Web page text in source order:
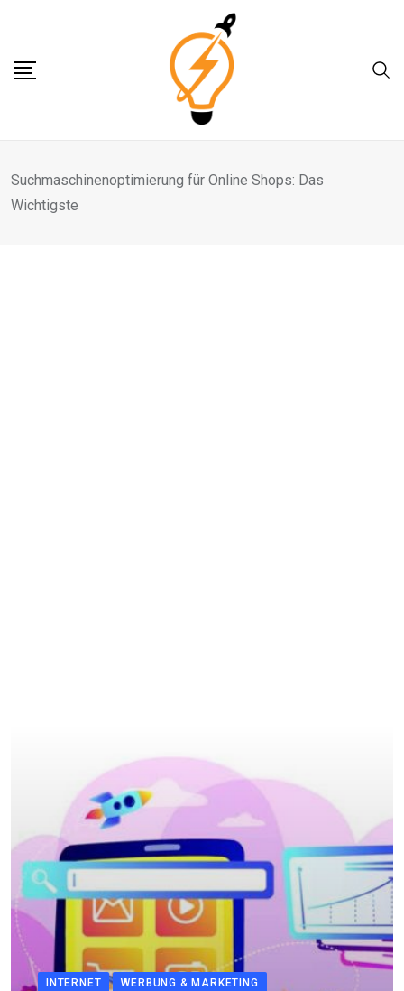
content
Suchmaschinenoptimierung für Online Shops: Das
Wichtigste
INTERNET WERBUNG & MARKETING